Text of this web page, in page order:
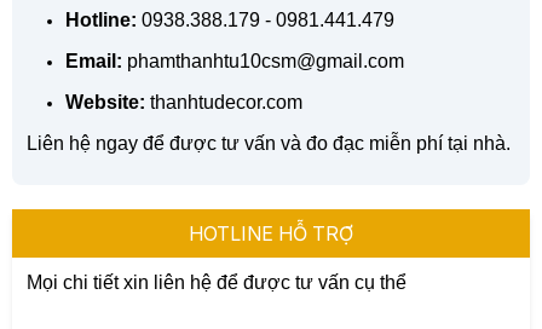
Hotline: 0938.388.179 - 0981.441.479
Email: phamthanhtu10csm@gmail.com
Website: thanhtudecor.com
Liên hệ ngay để được tư vấn và đo đạc miễn phí tại nhà.
HOTLINE HỖ TRỢ
Mọi chi tiết xin liên hệ để được tư vấn cụ thể